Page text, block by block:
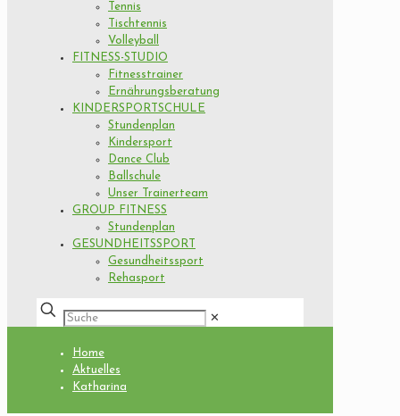
Tennis
Tischtennis
Volleyball
FITNESS-STUDIO
Fitnesstrainer
Ernährungsberatung
KINDERSPORTSCHULE
Stundenplan
Kindersport
Dance Club
Ballschule
Unser Trainerteam
GROUP FITNESS
Stundenplan
GESUNDHEITSSPORT
Gesundheitssport
Rehasport
✕
Home
Aktuelles
Katharina